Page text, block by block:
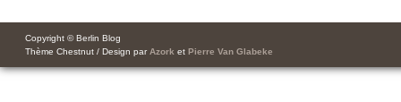
Copyright © Berlin Blog
Thème Chestnut / Design par Azork et Pierre Van Glabeke